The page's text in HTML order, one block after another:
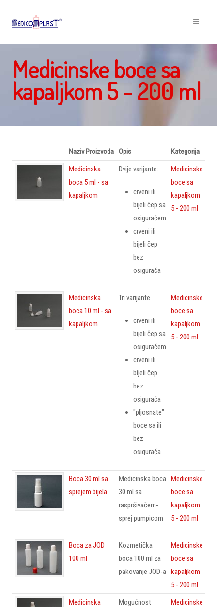
Medicinske boce sa
kapaljkom 5 - 200 ml
Naziv Proizvoda Opis
Kategorija
Medicinska
boca 5 ml - sa
kapaljkom
Dvije varijante:
crveni ili
bijeli čep sa
osiguračem
crveni ili
bijeli čep
bez
osigurača
Medicinske
boce sa
kapaljkom
5 - 200 ml
Medicinska
boca 10 ml - sa
kapaljkom
Tri varijante
crveni ili
bijeli čep sa
osiguračem
crveni ili
bijeli čep
bez
osigurača
"pljosnate"
boce sa ili
bez
osigurača
Medicinske
boce sa
kapaljkom
5 - 200 ml
Boca 30 ml sa
sprejem bijela
Medicinska boca
30 ml sa
raspršivačem-
sprej pumpicom
Medicinske
boce sa
kapaljkom
5 - 200 ml
Boca za JOD
100 ml
Kozmetička
boca 100 ml za
pakovanje JOD-a
Medicinske
boce sa
kapaljkom
5 - 200 ml
Medicinska
Mogućnost
Medicinske